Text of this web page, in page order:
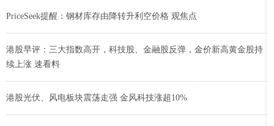
PriceSeek提醒：钢材库存由降转升利空价格 观焦点
港股早评：三大指数高开，科技股、金融股反弹，金价新高黄金股持
续上涨 速看料
港股光伏、风电板块震荡走强 金风科技涨超10%